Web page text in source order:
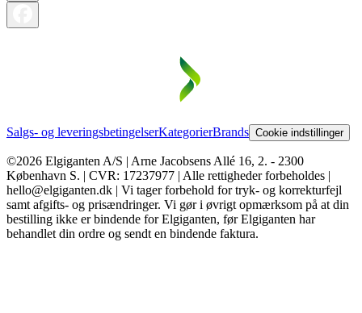
Salgs- og leveringsbetingelserKategorierBrands Cookie indstillinger
©2026 Elgiganten A/S | Arne Jacobsens Allé 16, 2. - 2300
København S. | CVR: 17237977 | Alle rettigheder forbeholdes |
hello@elgiganten.dk | Vi tager forbehold for tryk- og korrekturfejl
samt afgifts- og prisændringer. Vi gør i øvrigt opmærksom på at din
bestilling ikke er bindende for Elgiganten, før Elgiganten har
behandlet din ordre og sendt en bindende faktura.